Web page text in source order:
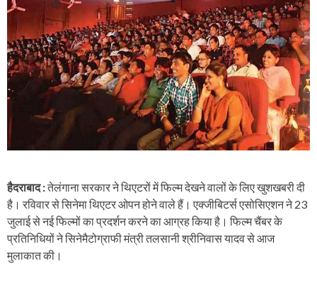
हैदराबाद :तेलंगाना सरकार ने थिएटरों में फिल्म देखने वालों के लिए खुशखबरी दी
है। रविवार से सिनेमा थिएटर ओपन होने वाले हैं। एक्जीबिटर्स एसोसिएशन ने 23
जुलाई से नई फिल्मों का प्रदर्शन करने का आग्रह किया है। फिल्म चैंबर के
प्रतिनिधियों ने सिनेमैटोग्राफी मंत्री तलसानी श्रीनिवास यादव से आज
मुलाकात की।